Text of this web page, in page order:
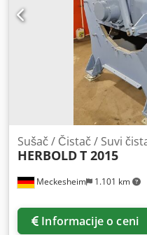
Meckesheim 1.101 km
Sušač / Čistač / Suvi
HERBOLDT 2015
Informacije o ceni